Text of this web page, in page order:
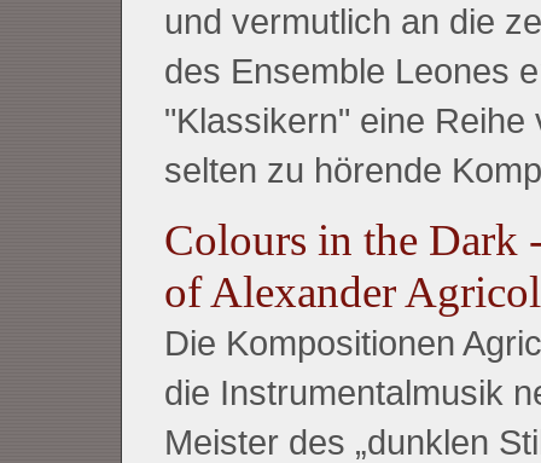
und vermutlich an die
des Ensemble Leones
"Klassikern" eine
selten zu hörende
Colours in the Dark
of Alexander
Die Kompositionen
die Instrumentalmusik
Meister des „dunklen